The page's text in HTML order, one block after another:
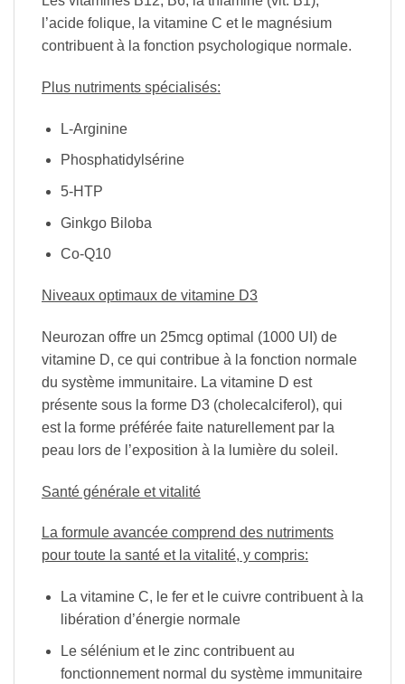
l’acide folique, la vitamine C et le magnésium
contribuent à la fonction psychologique normale.
Plus nutriments spécialisés:
L-Arginine
Phosphatidylsérine
5-HTP
Ginkgo Biloba
Co-Q10
Niveaux optimaux de vitamine D3
Neurozan offre un 25mcg optimal (1000 UI) de
vitamine D, ce qui contribue à la fonction normale
du système immunitaire. La vitamine D est
présente sous la forme D3 (cholecalciferol), qui
est la forme préférée faite naturellement par la
peau lors de l’exposition à la lumière du soleil.
Santé générale et vitalité
La formule avancée comprend des nutriments
pour toute la santé et la vitalité, y compris:
La vitamine C, le fer et le cuivre contribuent à la
libération d’énergie normale
Le sélénium et le zinc contribuent au
fonctionnement normal du système immunitaire